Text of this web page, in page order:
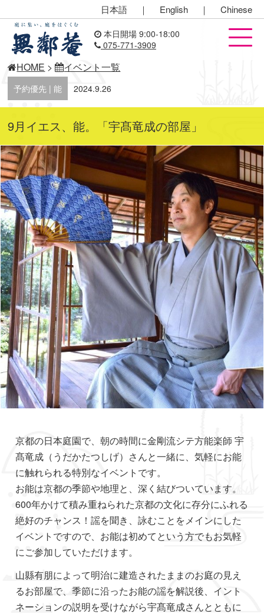
日本語 ｜ English ｜ Chinese
本日開場 9:00-18:00
075-771-3909
HOME > イベント一覧
予約優先 | 能 2024.9.26
9月イエス、能。「宇髙竜成の部屋」
京都の日本庭園で、朝の時間に金剛流シテ方能楽師 宇
髙竜成（うだかたつしげ）さんと一緒に、気軽にお能
に触れられる特別なイベントです。
お能は京都の季節や地理と、深く結びついています。
600年かけて積み重ねられた京都の文化に存分にふれる
絶好のチャンス！謡を聞き、詠むことをメインにした
イベントですので、お能は初めてという方でもお気軽
にご参加していただけます。
山縣有朋によって明治に建造されたままのお庭の見え
るお部屋で、季節に沿ったお能の謡を解説後、イント
ネーションの説明を受けながら宇髙竜成さんとともに